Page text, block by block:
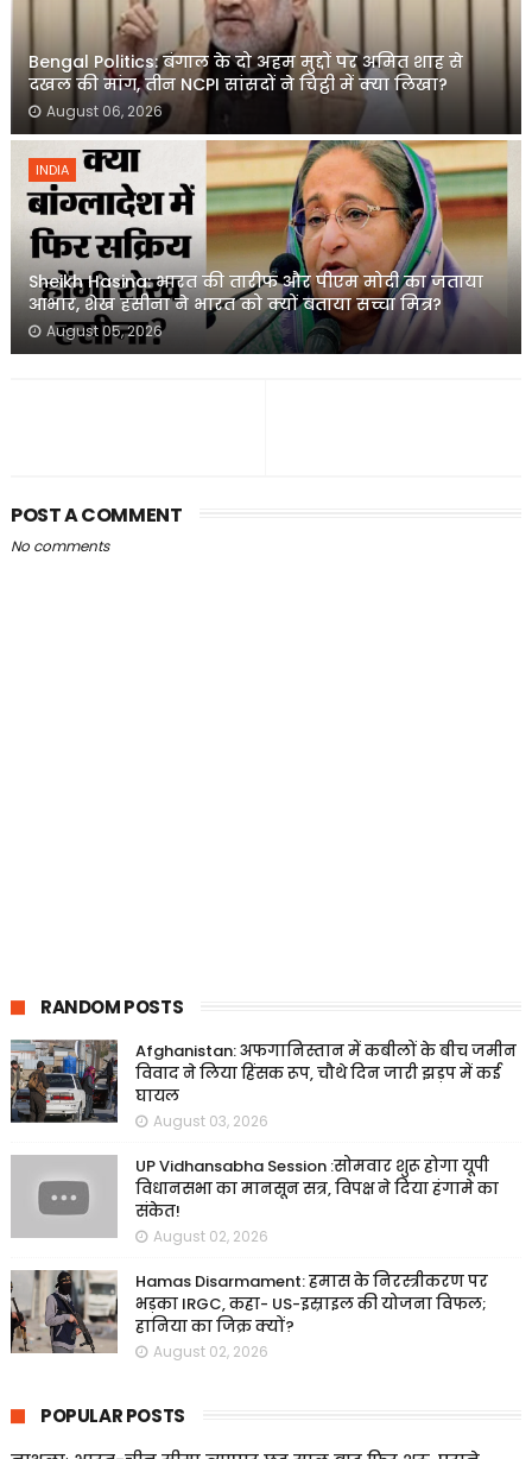
Bengal Politics: बंगाल के दो अहम मुद्दों पर अमित शाह से
दखल की मांग, तीन NCPI सांसदों ने चिट्ठी में क्या लिखा?
August 06, 2026
INDIA
Sheikh Hasina: भारत की तारीफ और पीएम मोदी का जताया
आभार, शेख हसीना ने भारत को क्यों बताया सच्चा मित्र?
August 05, 2026
POST A COMMENT
No comments
RANDOM POSTS
Afghanistan: अफगानिस्तान में कबीलों के बीच जमीन
विवाद ने लिया हिंसक रूप, चौथे दिन जारी झड़प में कई
घायल
August 03, 2026
UP Vidhansabha Session :सोमवार शुरू होगा यूपी
विधानसभा का मानसून सत्र, विपक्ष ने दिया हंगामे का
संकेत!
August 02, 2026
Hamas Disarmament: हमास के निरस्त्रीकरण पर
भड़का IRGC, कहा- US-इस्राइल की योजना विफल;
हानिया का जिक्र क्यों?
August 02, 2026
POPULAR POSTS